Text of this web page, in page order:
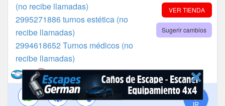
(no recibe llamadas)
2995271886 turnos estética (no
recibe llamadas)
2994618652 Turnos médicos (no
recibe llamadas)
VER TIENDA
Sugerir cambios
| Hoy cerrado.